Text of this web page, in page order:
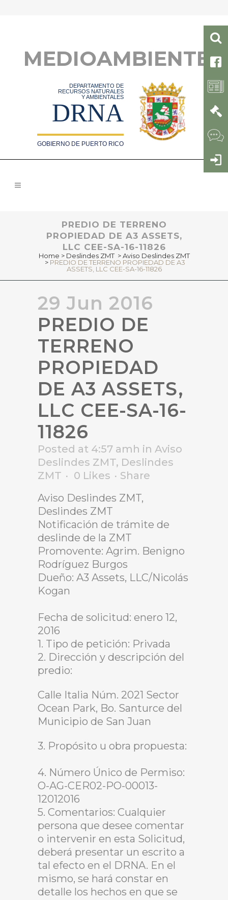
MEDIOAMBIENTE
DEPARTAMENTO DE
RECURSOS NATURALES
Y AMBIENTALES
DRNA
GOBIERNO DE PUERTO RICO
PREDIO DE TERRENO
PROPIEDAD DE A3 ASSETS,
LLC CEE-SA-16-11826
Home > Deslindes ZMT >Aviso Deslindes ZMT
> PREDIO DE TERRENO PROPIEDAD DE A3
ASSETS, LLC CEE-SA-16-11826
29 Jun 2016
PREDIO DE
TERRENO
PROPIEDAD
DE A3 ASSETS,
LLC CEE-SA-16-
11826
Posted at 4:57 amh in Aviso
Deslindes ZMT, Deslindes
ZMT
0 Likes
Share
Aviso Deslindes ZMT,
Deslindes ZMT
Notificación de trámite de
deslinde de la ZMT
Promovente: Agrim. Benigno
Rodríguez Burgos
Dueño: A3 Assets, LLC/Nicolás
Kogan
Fecha de solicitud: enero 12,
2016
1. Tipo de petición: Privada
2. Dirección y descripción del
predio:
Calle Italia Núm. 2021 Sector
Ocean Park, Bo. Santurce del
Municipio de San Juan
3. Propósito u obra propuesta:
4. Número Único de Permiso:
O-AG-CER02-PO-00013-
12012016
5. Comentarios: Cualquier
persona que desee comentar
o intervenir en esta Solicitud,
deberá presentar un escrito a
tal efecto en el DRNA. En el
mismo, se hará constar en
detalle los hechos en que se